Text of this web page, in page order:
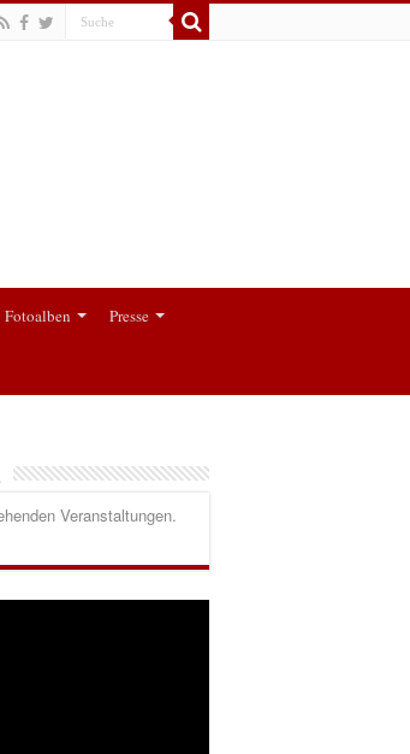
Fotoalben Presse
Veranstaltungen.